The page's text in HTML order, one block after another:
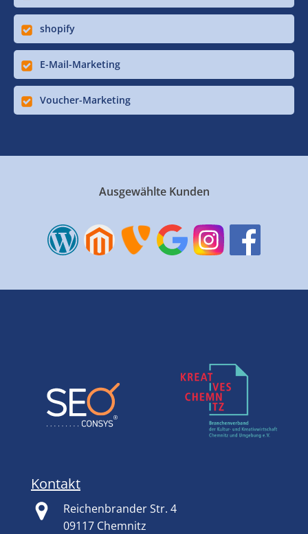
shopify
E-Mail-Marketing
Voucher-Marketing
Ausgewählte Kunden
Kontakt
Reichenbrander Str. 4
09117 Chemnitz